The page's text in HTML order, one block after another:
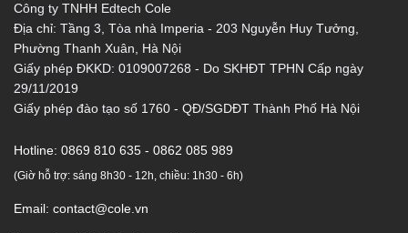
Công ty TNHH Edtech Cole
Địa chỉ: Tầng 3, Tòa nhà Imperia - 203 Nguyễn Huy Tưởng,
Phường Thanh Xuân, Hà Nội
Giấy phép ĐKKD: 0109007268 - Do SKHĐT TPHN Cấp ngày
29/11/2019
Giấy phép đào tạo số 1760 - QĐ/SGDĐT Thành Phố Hà Nội
Hotline: 0869 810 635 - 0862 085 989
(Giờ hỗ trợ: sáng 8h30 - 12h, chiều: 1h30 - 6h)
Email: contact@cole.vn